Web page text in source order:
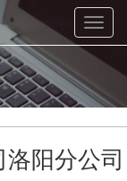
阳分公司